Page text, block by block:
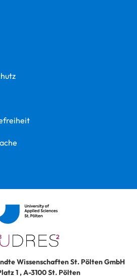
Wissenschaften St. Pölten GmbH
1,A-3100St. Pölten